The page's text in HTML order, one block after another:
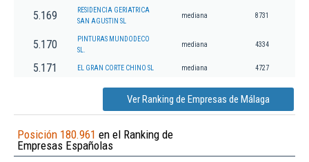
5.169
RESIDENCIA GERIATRICA
SAN AGUSTIN SL
mediana 8731
5.170
PINTURAS MUNDODECO
SL.
mediana 4334
5.171 EL GRAN CORTE CHINO SL mediana 4727
Ver Ranking de Empresas de Málaga
Posición 180.961 en el Ranking de
Empresas Españolas